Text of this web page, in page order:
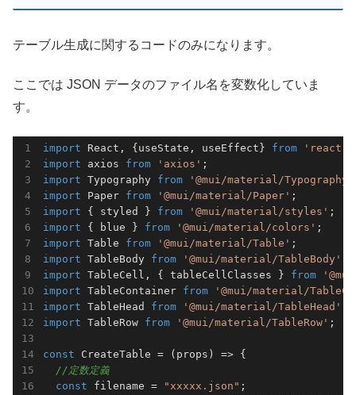
テーブル生成に関するコードのみになります。
ここでは JSON データのファイル名を変数化していま
す。
import React, {useState, useEffect} from 'react'
import axios from 'axios'
import Typography from
'@mui/material/Typography'
import Paper from '@mui/material/Paper'
import { styled } from '@mui/material/styles'
import { blue } from '@mui/material/colors'
import Table from '@mui/material/Table'
import TableBody from '@mui/material/TableBody'
import TableCell, { tableCellClasses } from
import TableContainer from
'@mui/material/
import TableHead from '@mui/material/TableHead'
import TableRow from '@mui/material/TableRow' ;
const CreateTable = ( props ) => {
//定数定義
const filename = "xxxxx.json" ;